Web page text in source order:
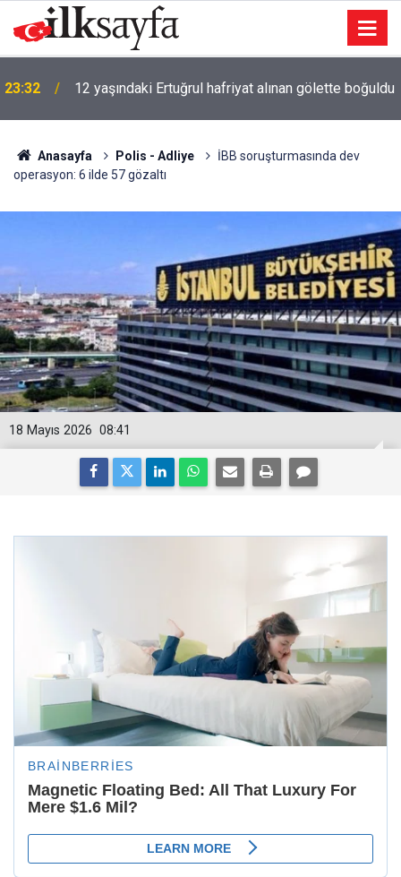
23:32 12 yaşındaki Ertuğrul hafriyat alınan gölette boğuldu
Anasayfa Polis - Adliye
İBB soruşturmasında dev
operasyon: 6 ilde 57 gözaltı
08:41
18 Mayıs 2026